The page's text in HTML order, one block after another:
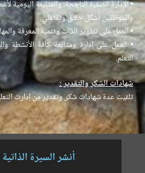
• الإدارة الصفية الناجحة، والمتابعة اليومية
والموظفين بشكل خلاق وتفاعلي.
• العمل على تطوير الذات وتنمية المعرفة
• العمل على إدارة ومتابعة كافة الأنشطة
التعلم.
شهادات الشكر والتقدير :
تلقيت عدة شهادات شكر وتقدير من إدارت
أنشر السيرة